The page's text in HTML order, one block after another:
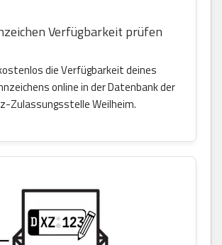
Verfügbarkeit prüfen
die Verfügbarkeit deines
online in der Datenbank der
Zulassungsstelle Weilheim.